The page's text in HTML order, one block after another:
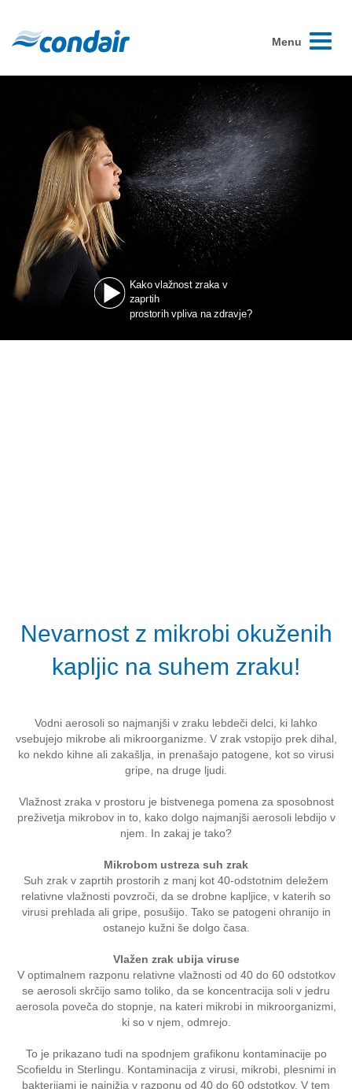
Toggle
Menu
Kako vlažnost zraka v
zaprtih
prostorih vpliva na zdravje?
Nevarnost z mikrobi okuženih
kapljic na suhem zraku!
Vodni aerosoli so najmanjši v zraku lebdeči delci, ki lahko
vsebujejo mikrobe ali mikroorganizme. V zrak vstopijo prek dihal,
ko nekdo kihne ali zakašlja, in prenašajo patogene, kot so virusi
gripe, na druge ljudi.
Vlažnost zraka v prostoru je bistvenega pomena za sposobnost
preživetja mikrobov in to, kako dolgo najmanjši aerosoli lebdijo v
njem. In zakaj je tako?
Mikrobom ustreza suh zrak
Suh zrak v zaprtih prostorih z manj kot 40-odstotnim deležem
relativne vlažnosti povzroči, da se drobne kapljice, v katerih so
virusi prehlada ali gripe, posušijo. Tako se patogeni ohranijo in
ostanejo kužni še dolgo časa.
Vlažen zrak ubija viruse
V optimalnem razponu relativne vlažnosti od 40 do 60 odstotkov
se aerosoli skrčijo samo toliko, da se koncentracija soli v jedru
aerosola poveča do stopnje, na kateri mikrobi in mikroorganizmi,
ki so v njem, odmrejo.
To je prikazano tudi na spodnjem grafikonu kontaminacije po
Scofieldu in Sterlingu. Kontaminacija z virusi, mikrobi, plesnimi in
bakterijami je najnižja v razponu od 40 do 60 odstotkov. V tem